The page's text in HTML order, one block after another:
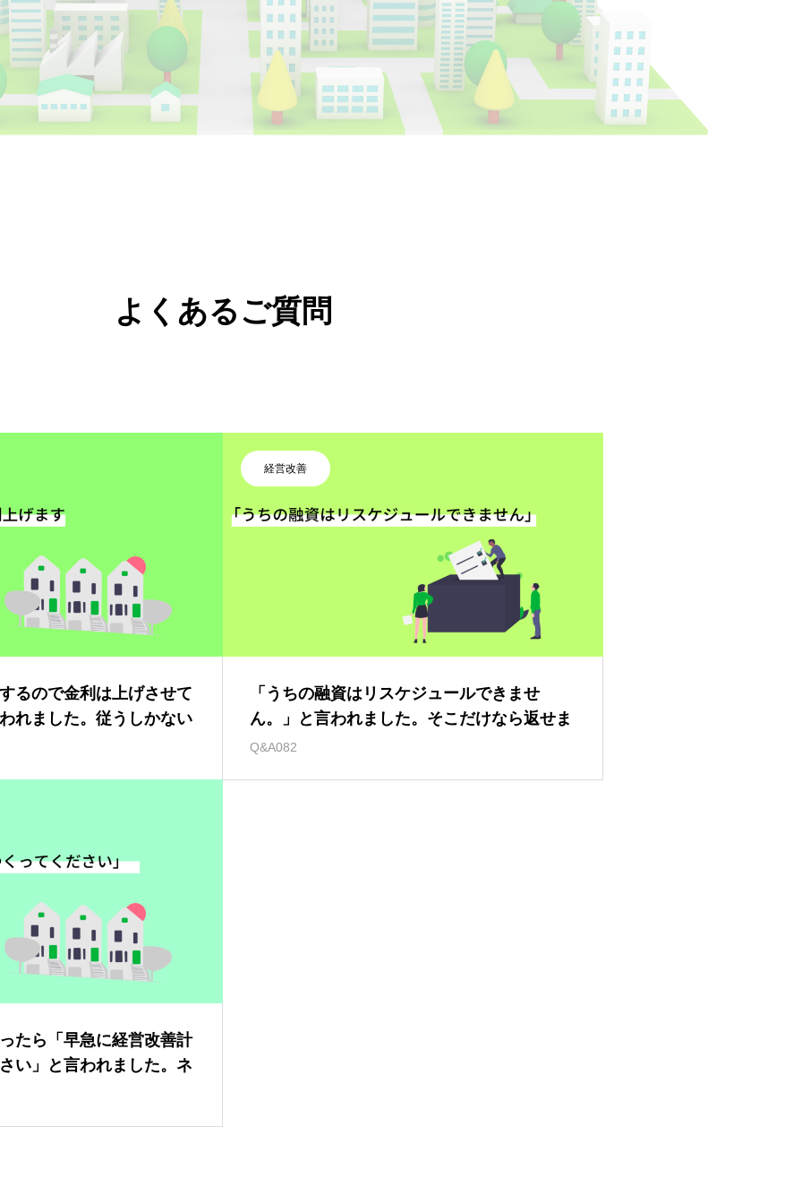
よくあるご質問
るので金利は上げさせて
れました。従うしかない
経営改善
「うちの融資はリスケジュールできませ
ん。」と言われました。そこだけなら返せま
すが、どうしたら良いでしょうか？
Q&A082
たら「早急に経営改善計
い」と言われました。ネ
とても作れそうにありま